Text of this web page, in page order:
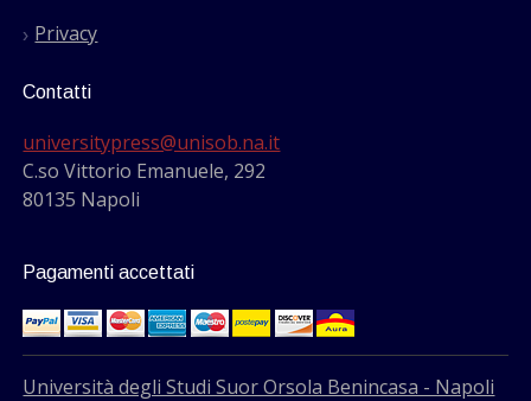
Privacy
Contatti
universitypress@unisob.na.it
C.so Vittorio Emanuele, 292
80135 Napoli
Pagamenti accettati
Università degli Studi Suor Orsola Benincasa - Napoli